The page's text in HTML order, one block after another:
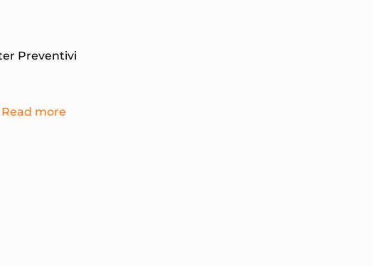
Preventivi
Read more